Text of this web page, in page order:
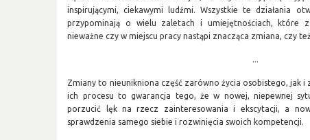
inspirującymi, ciekawymi ludźmi. Wszystkie te działania
przypominają o wielu zaletach i umiejętnościach, które
nieważne czy w miejscu pracy nastąpi znacząca zmiana, czy
...
Zmiany to nieunikniona część zarówno życia osobistego, jak
ich procesu to gwarancja tego, że w nowej, niepewnej
porzucić lęk na rzecz zainteresowania i ekscytacji, a
sprawdzenia samego siebie i rozwinięcia swoich kompetencji.